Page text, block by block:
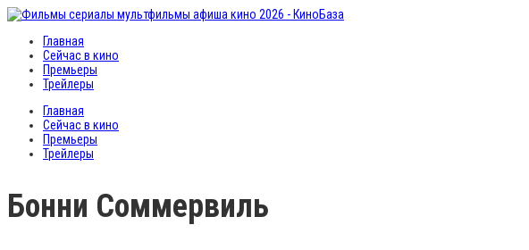
Главная
Сейчас в кино
Премьеры
Трейлеры
Главная
Сейчас в кино
Премьеры
Трейлеры
Бонни Соммервиль